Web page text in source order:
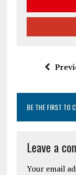
BE THE FIRST TO
Leave a
Your email